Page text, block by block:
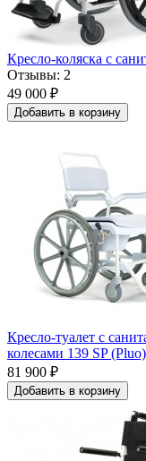
Кресло-коляска с
Отзывы: 2
49 000 ₽
Добавить в корзину
Кресло-туалет с
колесами 139 SP
81 900 ₽
Добавить в корзину